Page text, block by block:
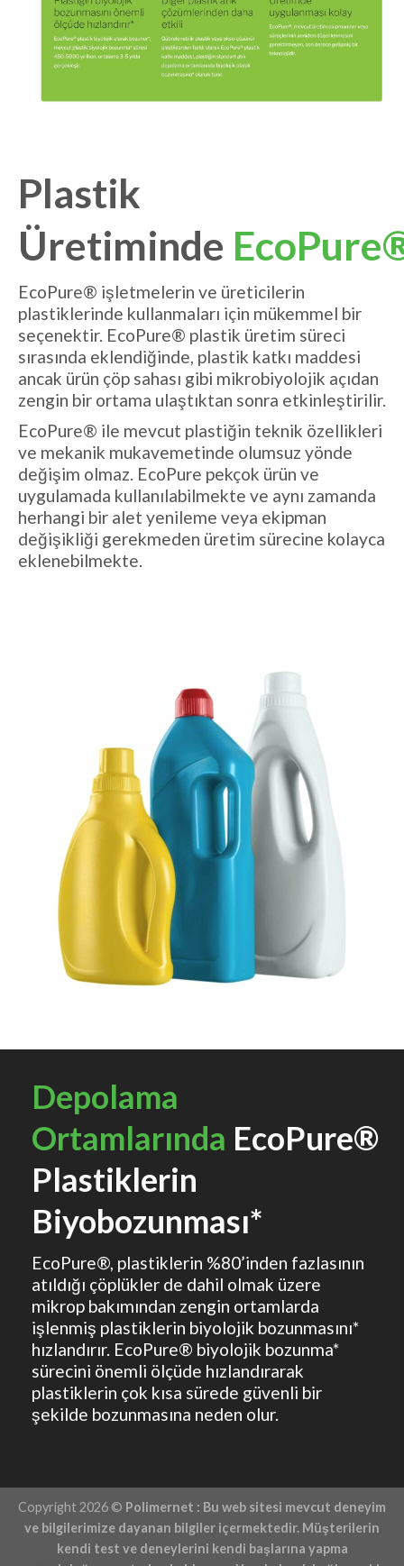
Plastik
Üretiminde
EcoPure® işletmelerin ve üreticilerin
plastiklerinde kullanmaları için mükemmel bir
seçenektir. EcoPure® plastik üretim süreci
sırasında eklendiğinde, plastik katkı maddesi
ancak ürün çöp sahası gibi mikrobiyolojik açıdan
zengin bir ortama ulaştıktan sonra etkinleştirilir.
EcoPure® ile mevcut plastiğin teknik özellikleri
ve mekanik mukavemetinde olumsuz yönde
değişim olmaz. EcoPure pekçok ürün ve
uygulamada kullanılabilmekte ve aynı zamanda
herhangi bir alet yenileme veya ekipman
değişikliği gerekmeden üretim sürecine kolayca
eklenebilmekte.
Depolama
Ortamlarında
Plastiklerin
Biyobozunması*
EcoPure®, plastiklerin %80’inden fazlasının
atıldığı çöplükler de dahil olmak üzere
mikrop bakımından zengin ortamlarda
işlenmiş plastiklerin biyolojik bozunmasını*
hızlandırır. EcoPure® biyolojik bozunma*
sürecini önemli ölçüde hızlandırarak
plastiklerin çok kısa sürede güvenli bir
şekilde bozunmasına neden olur.
kendi test ve deneylerini kendi başlarına yapma
sorumluluğunu ortadan kaldırmaz. Yasal olarak bağlayıcı bir
güvence sunmuyoruz. Müşterilerin, ürünlerinin herhangi bir